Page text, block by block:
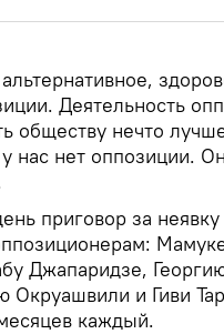
Деятельность
обществу нечто
нас нет оппозиции.
приговор за
Джапаридзе,
Окруашвили и Гиви
каждый.